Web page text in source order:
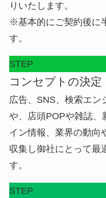
りいたします。
※基本的にご契約後に
す。
STEP
コンセプトの決定
広告、SNS、検索エン
や、店頭POPや雑誌、
イン情報、業界の動向
収集し御社にとって最
す。
STEP